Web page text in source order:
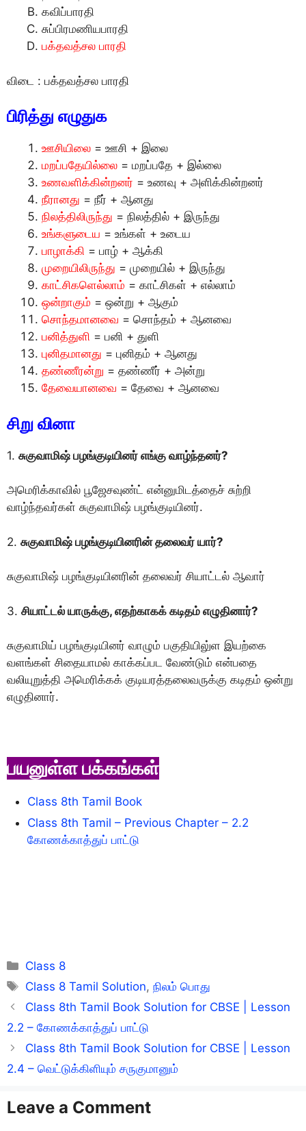
கவிப்பாரதி
சுப்பிரமணியபாரதி
பக்தவத்சல பாரதி
விடை : பக்தவத்சல பாரதி
பிரித்து எழுதுக
ஊசியிலை = ஊசி + இலை
மறப்பதேயில்லை = மறப்பதே + இல்லை
உணவளிக்கின்றனர் = உணவு + அளிக்கின்றனர்
நீரானது = நீர் + ஆனது
நிலத்திலிருந்து = நிலத்தில் + இருந்து
உங்களுடைய = உங்கள் + உடைய
பாழாக்கி = பாழ் + ஆக்கி
முறையிலிருந்து = முறையில் + இருந்து
காட்சிகளெல்லாம் = காட்சிகள் + எல்லாம்
ஒன்றாகும் = ஒன்று + ஆகும்
சொந்தமானவை = சொந்தம் + ஆனவை
பனித்துளி = பனி + துளி
புனிதமானது = புனிதம் + ஆனது
தண்ணீரன்று = தண்ணீர் + அன்று
தேவையானவை = தேவை + ஆனவை
சிறு வினா
1. சுகுவாமிஷ் பழங்குடியினர் எங்கு வாழ்ந்தனர்?
அமெரிக்காவில் பூஜேசவுண்ட் என்னுமிடத்தைச் சுற்றி
வாழ்ந்தவர்கள் சுகுவாமிஷ் பழங்குடியினர்.
2. சுகுவாமிஷ் பழங்குடியினரின் தலைவர் யார்?
சுகுவாமிஷ் பழங்குடியினரின் தலைவர் சியாட்டல் ஆவார்
3. சியாட்டல் யாருக்கு, எதற்காகக் கடிதம் எழுதினார்?
சுகுவாமிய் பழங்குடியினர் வாழும் பகுதியிலு்ள இயற்கை
வளங்கள் சிதையாமல் காக்கப்பட வேண்டும் என்பதை
வலியுறுத்தி அமெரிக்கக் குடியரத்தலைவருக்கு கடிதம் ஒன்று
எழுதினார்.
பயனுள்ள பக்கங்கள்
Class 8th Tamil Book
Class 8th Tamil – Previous Chapter – 2.2
கோணக்காத்துப் பாட்டு
Categories
Class 8
Tags
Class 8 Tamil Solution,நிலம் பொது
Class 8th Tamil Book Solution for CBSE | Lesson
2.2 – கோணக்காத்துப் பாட்டு
Class 8th Tamil Book Solution for CBSE | Lesson
2.4 – வெட்டுக்கிளியும் சருகுமானும்
Leave a Comment